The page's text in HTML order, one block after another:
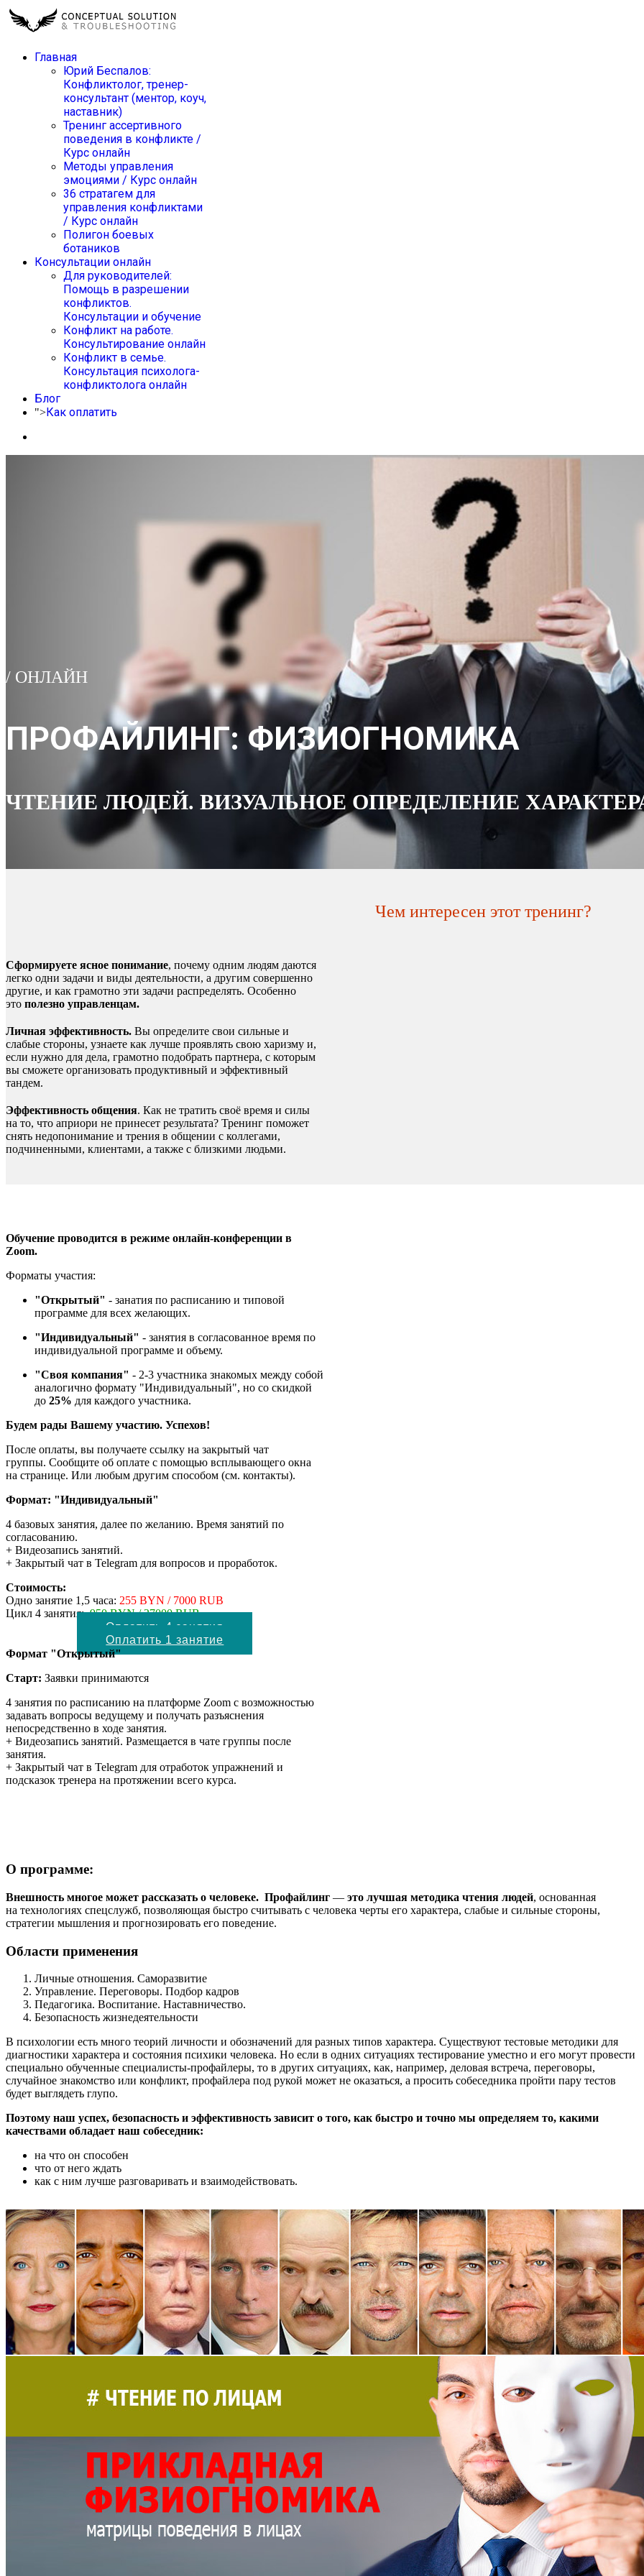
Главная
Юрий Беспалов:
Конфликтолог, тренер-
консультант (ментор, коуч,
наставник)
Тренинг ассертивного
поведения в конфликте /
Курс онлайн
Методы управления
эмоциями / Курс онлайн
36 стратагем для
управления конфликтами
/ Курс онлайн
Полигон боевых
ботаников
Консультации онлайн
Для руководителей:
Помощь в разрешении
конфликтов.
Консультации и обучение
Конфликт на работе.
Консультирование онлайн
Конфликт в семье.
Консультация психолога-
конфликтолога онлайн
Блог
">Как оплатить
/ ОНЛАЙН
ПРОФАЙЛИНГ: ФИЗИОГНОМИКА
ЧТЕНИЕ ЛЮДЕЙ. ВИЗУАЛЬНОЕ ОПРЕДЕЛЕНИЕ
Чем интересен этот тренинг?
Сформируете ясное понимание, почему одним людям даются
легко одни задачи и виды деятельности, а другим совершенно
другие, и как грамотно эти задачи распределять. Особенно
это полезно управленцам.
Личная эффективность. Вы определите свои сильные и
слабые стороны, узнаете как лучше проявлять свою харизму и,
если нужно для дела, грамотно подобрать партнера, с которым
вы сможете организовать продуктивный и эффективный
тандем.
Эффективность общения. Как не тратить своё время и силы
на то, что априори не принесет результата? Тренинг поможет
снять недопонимание и трения в общении с коллегами,
подчиненными, клиентами, а также с близкими людьми.
Обучение проводится в режиме онлайн-конференции в
Zoom.
Форматы участия:
"Открытый" - занатия по расписанию и типовой
программе для всех желающих.
"Индивидуальный" - занятия в согласованное время по
индивидуальной программе и объему.
"Своя компания" - 2-3 участника знакомых между собой
аналогично формату "Индивидуальный", но со скидкой
до 25% для каждого участника.
Будем рады Вашему участию. Успехов!
После оплаты, вы получаете ссылку на закрытый чат
группы. Сообщите об оплате с помощью всплывающего окна
на странице. Или любым другим способом (см. контакты).
Формат: "Индивидуальный"
4 базовых занятия, далее по желанию. Время занятий по
согласованию.
+ Видеозапись занятий.
+ Закрытый чат в Telegram для вопросов и проработок.
Стоимость:
Одно занятие 1,5 часа: 255 BYN / 7000 RUB
Цикл 4 занятия:950 BYN / 27000 RUB
Оплатить 4 занятия
Оплатить 1 занятие
Формат "Открытый"
Старт: Заявки принимаются
4 занятия по расписанию на платформе Zoom с возможностью
задавать вопросы ведущему и получать разъяснения
непосредственно в ходе занятия.
+ Видеозапись занятий. Размещается в чате группы после
занятия.
+ Закрытый чат в Telegram для отработок упражнений и
подсказок тренера на протяжении всего курса.
О программе:
Внешность многое может рассказать о человеке. Профайлинг — это лучшая методика чтения людей, основанная
на технологиях спецслужб, позволяющая быстро считывать с человека черты его характера, слабые и сильные стороны,
стратегии мышления и прогнозировать его поведение.
Области применения
Личные отношения. Саморазвитие
Управление. Переговоры. Подбор кадров
Педагогика. Воспитание. Наставничество.
Безопасность жизнедеятельности
В психологии есть много теорий личности и обозначений для разных типов характера. Существуют тестовые методики для
диагностики характера и состояния психики человека. Но если в одних ситуациях тестирование уместно и его могут провести
специально обученные специалисты-профайлеры, то в других ситуациях, как, например, деловая встреча, переговоры,
случайное знакомство или конфликт, профайлера под рукой может не оказаться, а просить собеседника пройти пару тестов
будет выглядеть глупо.
Поэтому наш успех, безопасность и эффективность зависит о того, как быстро и точно мы определяем то, какими
качествами обладает наш собеседник:
на что он способен
что от него ждать
как с ним лучше разговаривать и взаимодействовать.